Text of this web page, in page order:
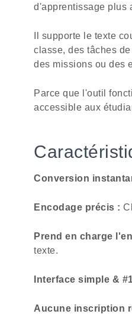
d'apprentissage plus
Il supporte le texte
classe, des tâches
des missions ou des
Parce que l'outil
accessible aux
Conversion
Encodage précis :
Prend en charge
texte.
Interface simple &
Aucune inscription